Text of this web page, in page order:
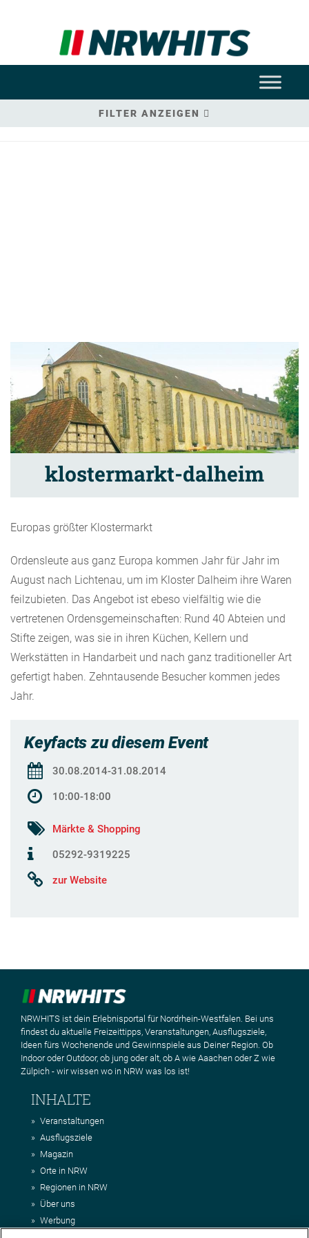
FILTER ANZEIGEN
klostermarkt-dalheim
Europas größter Klostermarkt
Ordensleute aus ganz Europa kommen Jahr für Jahr im
August nach Lichtenau, um im Kloster Dalheim ihre Waren
feilzubieten. Das Angebot ist ebeso vielfältig wie die
vertretenen Ordensgemeinschaften: Rund 40 Abteien und
Stifte zeigen, was sie in ihren Küchen, Kellern und
Werkstätten in Handarbeit und nach ganz traditioneller Art
gefertigt haben. Zehntausende Besucher kommen jedes
Jahr.
Keyfacts zu diesem Event
30.08.2014-31.08.2014
10:00-18:00
Märkte & Shopping
05292-9319225
zur Website
NRWHITS ist dein Erlebnisportal für Nordrhein-Westfalen. Bei uns
findest du aktuelle Freizeittipps, Veranstaltungen, Ausflugsziele,
Ideen fürs Wochenende und Gewinnspiele aus Deiner Region. Ob
Indoor oder Outdoor, ob jung oder alt, ob A wie Aaachen oder Z wie
Zülpich - wir wissen wo in NRW was los ist!
INHALTE
Veranstaltungen
Ausflugsziele
Magazin
Orte in NRW
Regionen in NRW
Über uns
Werbung